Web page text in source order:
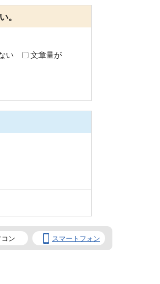
。
い
文章量が
ン スマートフォン